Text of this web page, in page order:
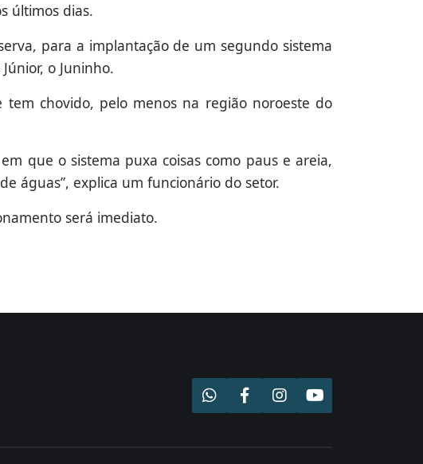
últimos dias.
para a implantação de um segundo sistema
o Juninho.
tem chovido, pelo menos na região noroeste do
que o sistema puxa coisas como paus e areia,
águas”, explica um funcionário do setor.
será imediato.